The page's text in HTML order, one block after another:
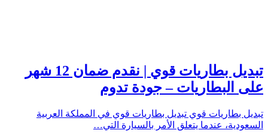
تبديل بطاريات قوي | نقدم ضمان 12 شهر
على البطاريات – جودة تدوم
تبديل بطاريات قوي تبديل بطاريات قوي في المملكة العربية
السعودية، عندما يتعلق الأمر بالسيارة التي…